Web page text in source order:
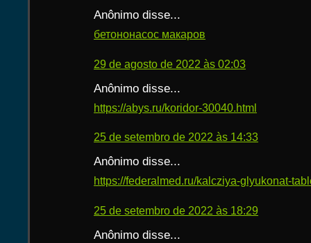
Anônimo disse...
бетононасос макаров
29 de agosto de 2022 às 02:03
Anônimo disse...
https://abys.ru/koridor-30040.html
25 de setembro de 2022 às 14:33
Anônimo disse...
https://federalmed.ru/kalcziya-glyukonat-
25 de setembro de 2022 às 18:29
Anônimo disse...